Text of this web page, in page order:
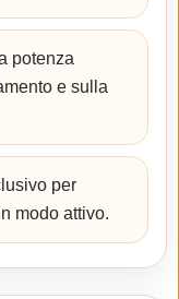
potenza
e sulla
per
modo attivo.